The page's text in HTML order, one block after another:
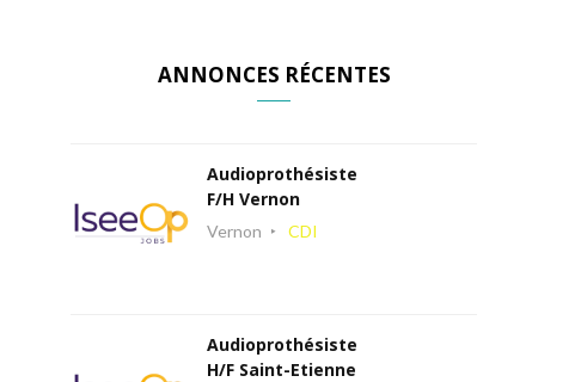
ANNONCES RÉCENTES
Audioprothésiste
F/H Vernon
Vernon CDI
Audioprothésiste
H/F Saint-Etienne